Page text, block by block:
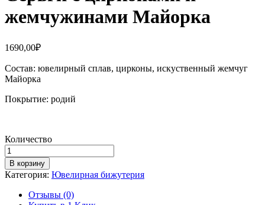
жемчужинами Майорка
1690,00₽
Состав: ювелирный сплав, цирконы, искуственный жемчуг
Майорка
Покрытие: родий
Количество
Количество
Серьги
с
цирконами
жемчужинами
В корзину
Категория: Ювелирная бижутерия
Отзывы (0)